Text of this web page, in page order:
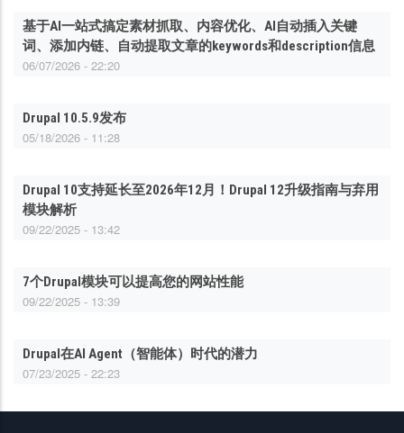
基于AI一站式搞定素材抓取、内容优化、AI自动插入关键
词、添加内链、自动提取文章的keywords和description信息
06/07/2026 - 22:20
Drupal 10.5.9发布
05/18/2026 - 11:28
Drupal 10支持延长至2026年12月！Drupal 12升级指南与弃用
模块解析
09/22/2025 - 13:42
7个Drupal模块可以提高您的网站性能
09/22/2025 - 13:39
Drupal在AI Agent（智能体）时代的潜力
07/23/2025 - 22:23